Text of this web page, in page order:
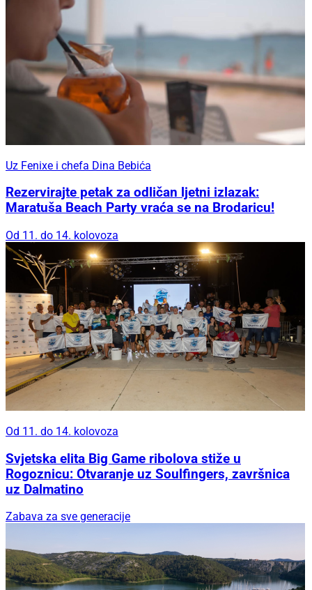
Uz Fenixe i chefa Dina Bebića
Rezervirajte petak za odličan ljetni izlazak:
Maratuša Beach Party vraća se na Brodaricu!
Od 11. do 14. kolovoza
Od 11. do 14. kolovoza
Svjetska elita Big Game ribolova stiže u
Rogoznicu: Otvaranje uz Soulfingers, završnica
uz Dalmatino
Zabava za sve generacije